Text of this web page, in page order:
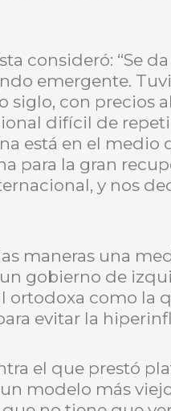
consideró: “Se
emergente.
siglo, con precios
difícil de
está en el medio
para la gran
y nos
maneras una
gobierno de
ortodoxa como la
evitar la
el que prestó
modelo más